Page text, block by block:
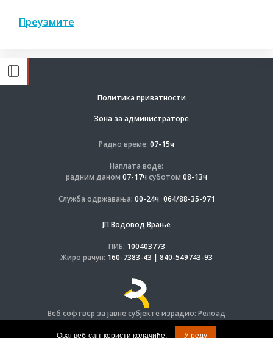
Преузмите
Политика приватности
Зона за администраторе
Радно време: 07-15ч
Наплата воде:
радним даном 07-17ч суботом 08-13ч
Служба одржавања: 00-24ч 064/88-35-971
ЈП Водовод Врање
ПИБ: 100403773
Жиро рачун: 160-7383-43 | 840-549743-93
Веб софтвер за јавне субјекте израдио: Релоад
© Задржана права на софтвер и дизајн.
Овај веб-сајт користи колачиће.
У реду